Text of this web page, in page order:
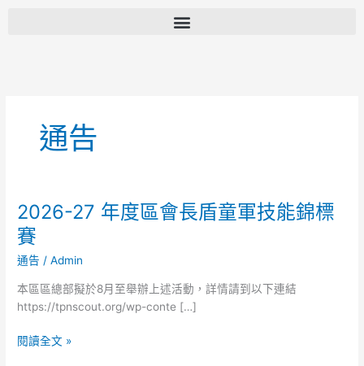
通告
2026-27 年度區會長盾童軍技能錦標
賽
通告 /Admin
本區區總部擬於8月至舉辦上述活動，詳情請到以下連結
https://tpnscout.org/wp-conte […]
2026-
27
年
度
區
會
盾
閱讀全文 »